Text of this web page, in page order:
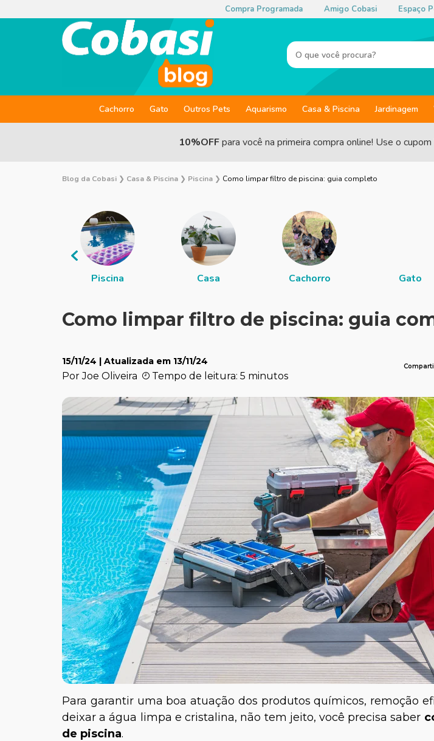
Compra Programada Amigo Cobasi Espaço
Cachorro Gato Outros Pets Aquarismo Casa & Piscina Jardinagem
10%OFFpara você na primeira compra online! Use o cupom
Blog da Cobasi ❯ Casa & Piscina ❯ Piscina ❯ Como limpar filtro de piscina: guia completo
Piscina Casa Cachorro Gato
Como limpar filtro de piscina: guia
15/11/24 | Atualizada em 13/11/24
Por Joe Oliveira Tempo de leitura: 5 minutos
Para garantir uma boa atuação dos produtos químicos, remoção
deixar a água limpa e cristalina, não tem jeito, você precisa saber
de piscina.